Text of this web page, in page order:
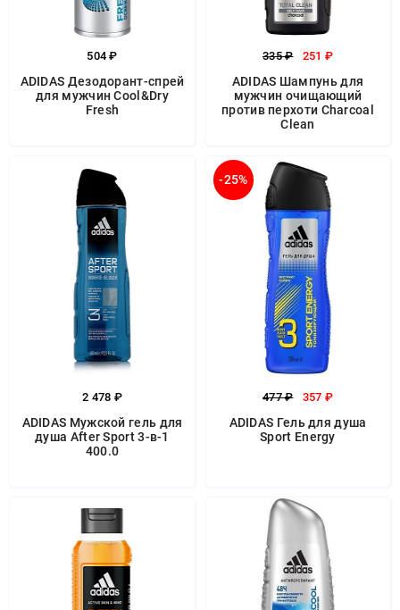
504 ₽
ADIDAS Дезодорант-спрей
для мужчин Cool&Dry
Fresh
335 ₽ 251 ₽
ADIDAS Шампунь для
мужчин очищающий
против перхоти Charcoal
Clean
2 478 ₽
ADIDAS Мужской гель для
душа After Sport 3-в-1
400.0
-25%
477 ₽ 357 ₽
ADIDAS Гель для душа
Sport Energy